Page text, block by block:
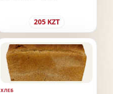
205 KZT
ХЛЕБ